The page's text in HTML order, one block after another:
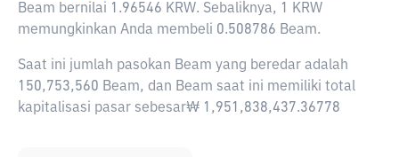
Beam bernilai 1.96546 KRW. Sebaliknya, 1 KRW
memungkinkan Anda membeli 0.508786 Beam.
Saat ini jumlah pasokan Beam yang beredar adalah
150,753,560 Beam, dan Beam saat ini memiliki total
kapitalisasi pasar sebesar₩ 1,951,838,437.36778